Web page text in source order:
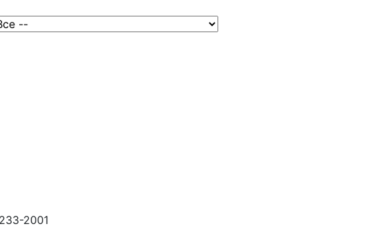
2001